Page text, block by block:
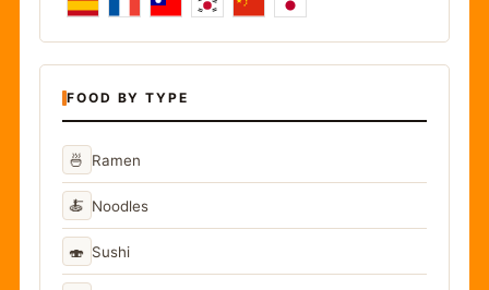
FOOD BY TYPE
🍜 Ramen
🍝 Noodles
🍣 Sushi